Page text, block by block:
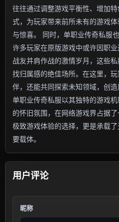
往往通过调整游戏平衡性、增加
式，为玩家带来前所未有的游戏
与惊喜。 同时，单职业传奇私服
许多玩家在原版游戏中或许因职
战友并肩作战的激情岁月，这些
找归属感的绝佳场所。在这里，
伴，还能共同探索未知领域，创造
单职业传奇私服以其独特的游戏
的怀旧氛围，在网络游戏界占据
极致游戏体验的选择，更是承载
要载体。
用户评论
昵称